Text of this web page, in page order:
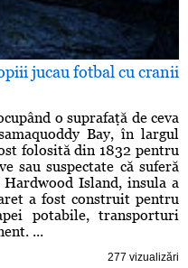
jucau fotbal cu cranii
o suprafaţă de ceva
Bay, în largul
folosită din 1832 pentru
sau suspectate că suferă
Island, insula a
a fost construit pentru
potabile, transporturi
...
277 vizualizări